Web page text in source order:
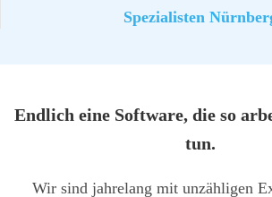
Spe­zia­lis­ten
End­lich eine Soft­ware, die so
tun.
Wir sind jah­re­lang mit unzäh­li­gen